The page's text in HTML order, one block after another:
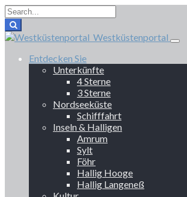
Westküstenportal
Entdecken Sie
Unterkünfte
4 Sterne
3 Sterne
Nordseeküste
Schifffahrt
Inseln & Halligen
Amrum
Sylt
Föhr
Hallig Hooge
Hallig Langeneß